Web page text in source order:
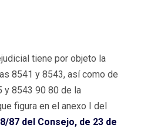
tiene por objeto la
8541 y 8543, así como de
y 8543 90 80 de la
figura en el anexo I del
87 del Consejo, de 23 de